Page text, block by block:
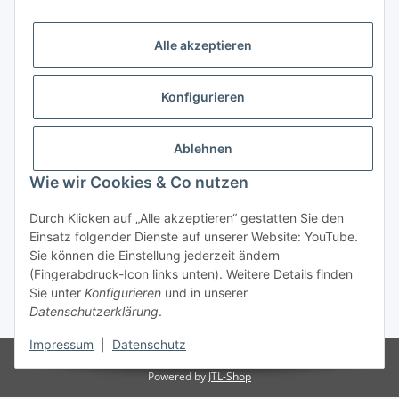
Alle akzeptieren
Konfigurieren
Ablehnen
Wie wir Cookies & Co nutzen
Durch Klicken auf „Alle akzeptieren“ gestatten Sie den
Einsatz folgender Dienste auf unserer Website: YouTube.
Sie können die Einstellung jederzeit ändern
(Fingerabdruck-Icon links unten). Weitere Details finden
Sie unter Konfigurieren und in unserer
Datenschutzerklärung.
Impressum Datenschutz
Datenschutzerklärungregelmäßig und jederzeit widerruflich
Informationen zu Ihrem Produktsortiment per E-Mail zu.
Technische Unterstützung und Beratung:
Mail: info@nambo.de
Mo - Fr, 08:00 - 16:00 Uhr
Gesetzliche Informationen
Powered by JTL-Shop